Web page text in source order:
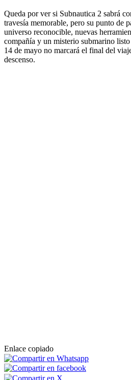
Queda por ver si Subnautica 2 sabrá
travesía memorable, pero su punto de
universo reconocible, nuevas
compañía y un misterio submarino
14 de mayo no marcará el final del
descenso.
Enlace copiado